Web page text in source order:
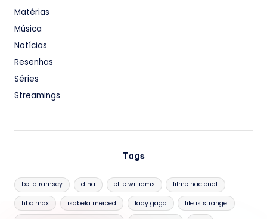
Matérias
Música
Notícias
Resenhas
Séries
Streamings
Tags
bella ramsey dina ellie williams filme nacional
hbo max isabela merced lady gaga life is strange